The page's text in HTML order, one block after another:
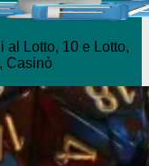
al Lotto, 10 e Lotto,
Casinò